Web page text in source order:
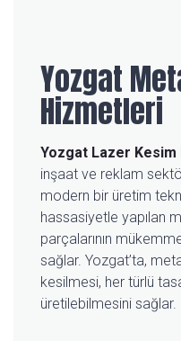
Yozgat
Hizmetleri
Yozgat Lazer Kesim
inşaat ve reklam
modern bir üretim
hassasiyetle yapılan
parçalarının
sağlar. Yozgat’ta,
kesilmesi, her türlü
üretilebilmesini sağlar.